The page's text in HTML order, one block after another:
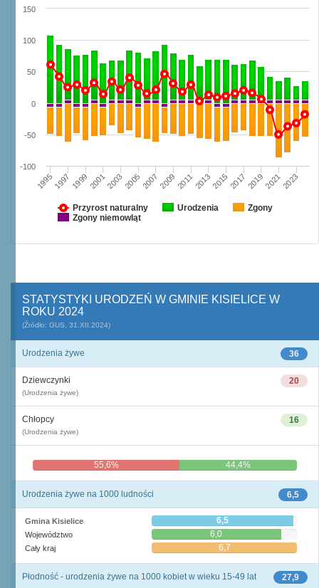
Przyrost naturalny Urodzenia
Zgony
Zgony niemowląt
19951997 1999200120032005200720092011201320152017 201920212023
-100
-50
0
50
100
150
STATYSTYKI URODZEŃ W GMINIE KISIELICE W
ROKU 2024
(Źródło: GUS, 31.XII.2024)
36
Urodzenia żywe
20
Dziewczynki
(Urodzenia żywe)
16
Chłopcy
(Urodzenia żywe)
55,6% 44,4%
6,5
Urodzenia żywe na 1000 ludności
Gmina Kisielice 6,5
Województwo 6,0
Cały kraj 6,7
27,9
Płodność - urodzenia żywe na 1000 kobiet w wieku 15-49 lat